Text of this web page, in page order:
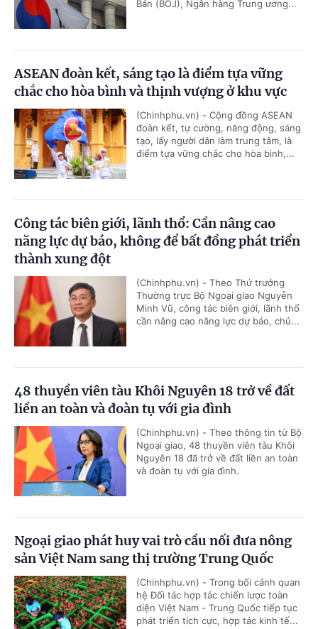
Bản (BOJ), Ngân hàng Trung ương...
ASEAN đoàn kết, sáng tạo là điểm tựa vững
chắc cho hòa bình và thịnh vượng ở khu vực
(Chinhphu.vn) - Cộng đồng ASEAN
đoàn kết, tự cường, năng động, sáng
tạo, lấy người dân làm trung tâm, là
điểm tựa vững chắc cho hòa bình,...
Công tác biên giới, lãnh thổ: Cần nâng cao
năng lực dự báo, không để bất đồng phát triển
thành xung đột
(Chinhphu.vn) - Theo Thứ trưởng
Thường trực Bộ Ngoại giao Nguyễn
Minh Vũ, công tác biên giới, lãnh thổ
cần nâng cao năng lực dự báo, chủ...
48 thuyền viên tàu Khôi Nguyên 18 trở về đất
liền an toàn và đoàn tụ với gia đình
(Chinhphu.vn) - Theo thông tin từ Bộ
Ngoại giao, 48 thuyền viên tàu Khôi
Nguyên 18 đã trở về đất liền an toàn
và đoàn tụ với gia đình.
Ngoại giao phát huy vai trò cầu nối đưa nông
sản Việt Nam sang thị trường Trung Quốc
(Chinhphu.vn) - Trong bối cảnh quan
hệ Đối tác hợp tác chiến lược toàn
diện Việt Nam - Trung Quốc tiếp tục
phát triển tích cực, hợp tác kinh tế...